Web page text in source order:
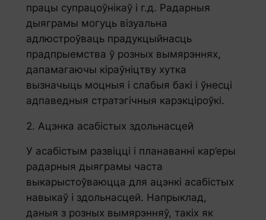
працы супрацоўнікаў і г.д. Радарныя
дыяграмы могуць візуальна
адлюстроўваць прадукцыйнасць
прадпрыемства ў розных вымярэннях,
дапамагаючы кіраўніцтву хутка
вызначыць моцныя і слабыя бакі і ўнесці
адпаведныя стратэгічныя карэкціроўкі.
2. Ацэнка асабістых здольнасцей
У асабістым развіцці і планаванні кар’еры
радарныя дыяграмы часта
выкарыстоўваюцца для ацэнкі асабістых
навыкаў і здольнасцей. Напрыклад,
даныя з розных вымярэнняў, такіх як